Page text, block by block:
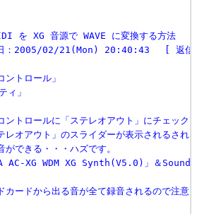
XG 音源で WAVE に変換する方法
日：2005/02/21(Mon) 20:40:43　 [ 返
トロール」
ィ」
トロールに「ステレオアウト」にチェックを
オアウト」のスライダーが表示されるされる
できる・・・ハズです。
AC-XG WDM XG Synth(V5.0)」＆
ードから出る音が全て録音されるので注意。